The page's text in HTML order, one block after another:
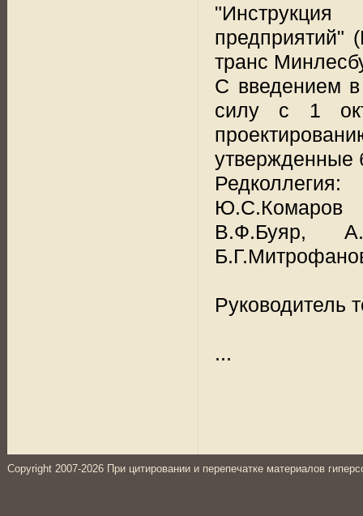
"Инструкция
предприятий"
транс
С введением в
силу с 1
утвержденные
Редколлегия:
Ю.С.Комаров
В.Ф.Буяр,
...
Copyright 2007-2026 При цитировании и перепечатке материалов